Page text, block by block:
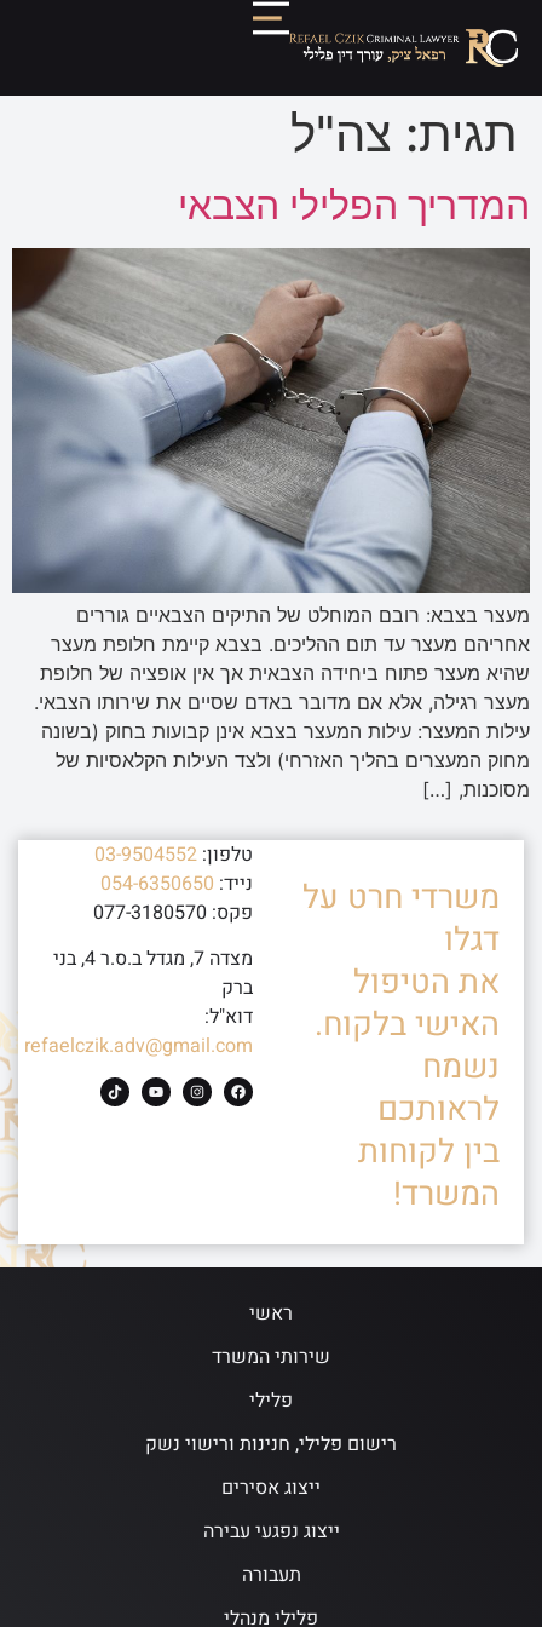
תגית: צה"ל
המדריך הפלילי הצבאי
מעצר בצבא: רובם המוחלט של התיקים הצבאיים גוררים
אחריהם מעצר עד תום ההליכים. בצבא קיימת חלופת מעצר
שהיא מעצר פתוח ביחידה הצבאית אך אין אופציה של חלופת
מעצר רגילה, אלא אם מדובר באדם שסיים את שירותו הצבאי.
עילות המעצר: עילות המעצר בצבא אינן קבועות בחוק (בשונה
מחוק המעצרים בהליך האזרחי) ולצד העילות הקלאסיות של
מסוכנות, […]
משרדי חרט על
דגלו
את הטיפול
האישי בלקוח.
נשמח
לראותכם
בין לקוחות
המשרד!
טלפון: 03-9504552
נייד: 054-6350650
פקס: 077-3180570
מצדה 7, מגדל ב.ס.ר 4, בני
ברק
דוא"ל:
refaelczik.adv@gmail.com
ראשי
שירותי המשרד
פלילי
רישום פלילי, חנינות ורישוי נשק
ייצוג אסירים
ייצוג נפגעי עבירה
תעבורה
פלילי מנהלי